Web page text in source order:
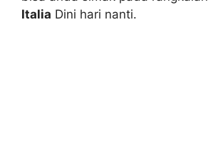
Italia Dini hari nanti.